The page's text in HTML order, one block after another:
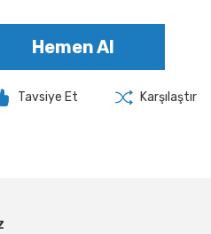
Hemen Al
Tavsiye Et Karşılaştır